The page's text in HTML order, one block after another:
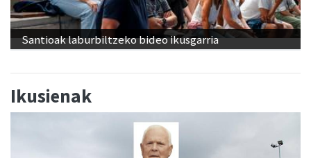
Santioak laburbiltzeko bideo ikusgarria
Ikusienak